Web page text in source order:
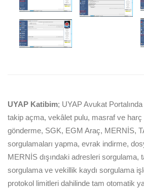
UYAP Katibim; UYAP Avukat
takip açma, vekâlet pulu, masraf ve
gönderme, SGK, EGM Araç, MERNİS,
sorgulamaları yapma, evrak indirme,
MERNİS dışındaki adresleri sorgulama,
sorgulama ve vekillik kaydı sorgulama
protokol limitleri dahilinde tam otomatik